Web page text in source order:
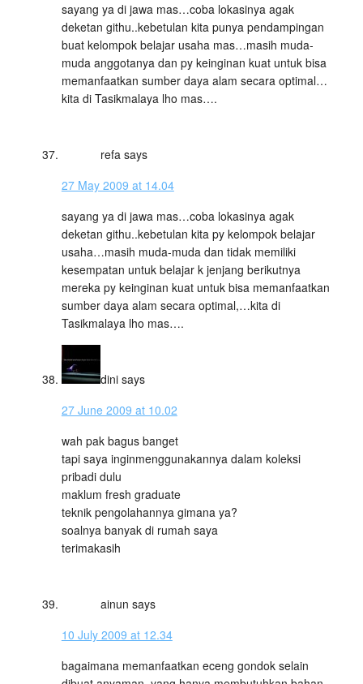
sayang ya di jawa mas…coba lokasinya agak
deketan githu..kebetulan kita punya pendampingan
buat kelompok belajar usaha mas…masih muda-
muda anggotanya dan py keinginan kuat untuk bisa
memanfaatkan sumber daya alam secara optimal…
kita di Tasikmalaya lho mas….
refa says
27 May 2009 at 14.04
sayang ya di jawa mas…coba lokasinya agak
deketan githu..kebetulan kita py kelompok belajar
usaha…masih muda-muda dan tidak memiliki
kesempatan untuk belajar k jenjang berikutnya
mereka py keinginan kuat untuk bisa memanfaatkan
sumber daya alam secara optimal,…kita di
Tasikmalaya lho mas….
dini says
27 June 2009 at 10.02
wah pak bagus banget
tapi saya inginmenggunakannya dalam koleksi
pribadi dulu
maklum fresh graduate
teknik pengolahannya gimana ya?
soalnya banyak di rumah saya
terimakasih
ainun says
10 July 2009 at 12.34
bagaimana memanfaatkan eceng gondok selain